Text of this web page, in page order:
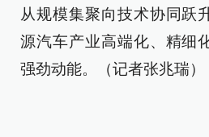
从规模集聚向技术协同跃
源汽车产业高端化、精细
强劲动能。（记者张兆瑞）